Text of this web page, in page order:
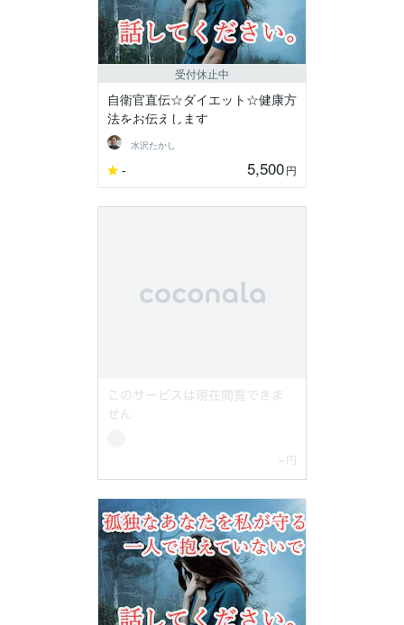
受付休止中
自衛官直伝☆ダイエット☆健康方
法をお伝えします
水沢たかし
- 5,500円